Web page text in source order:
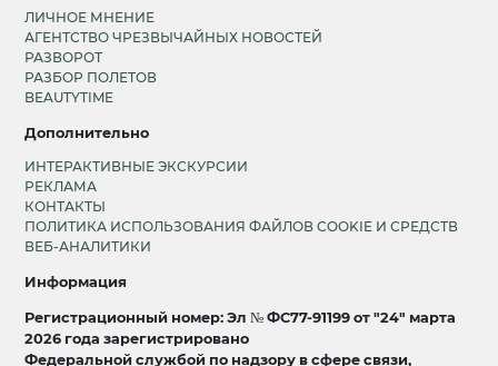
ЛИЧНОЕ МНЕНИЕ
АГЕНТСТВО ЧРЕЗВЫЧАЙНЫХ НОВОСТЕЙ
РАЗВОРОТ
РАЗБОР ПОЛЕТОВ
BEAUTYTIME
Дополнительно
ИНТЕРАКТИВНЫЕ ЭКСКУРСИИ
РЕКЛАМА
КОНТАКТЫ
ПОЛИТИКА ИСПОЛЬЗОВАНИЯ ФАЙЛОВ COOKIE И СРЕДСТВ
ВЕБ-АНАЛИТИКИ
Информация
Регистрационный номер: Эл № ФС77-91199 от "24" марта
2026 года зарегистрировано
Федеральной службой по надзору в сфере связи,